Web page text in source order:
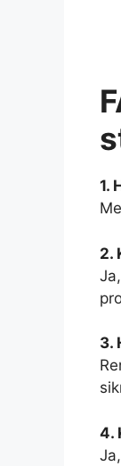
1.
2.
3.
4.